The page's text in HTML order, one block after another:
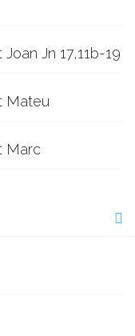
Jn 17,11b-19
Mateu
Marc